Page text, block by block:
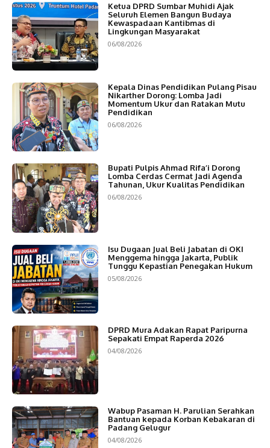
Ketua DPRD Sumbar Muhidi Ajak
Seluruh Elemen Bangun Budaya
Kewaspadaan Kantibmas di
Lingkungan Masyarakat
06/08/2026
Kepala Dinas Pendidikan Pulang Pisau
Nikarther Dorong: Lomba Jadi
Momentum Ukur dan Ratakan Mutu
Pendidikan
06/08/2026
Bupati Pulpis Ahmad Rifa’i Dorong
Lomba Cerdas Cermat Jadi Agenda
Tahunan, Ukur Kualitas Pendidikan
06/08/2026
Isu Dugaan Jual Beli Jabatan di OKI
Menggema hingga Jakarta, Publik
Tunggu Kepastian Penegakan Hukum
05/08/2026
DPRD Mura Adakan Rapat Paripurna
Sepakati Empat Raperda 2026
04/08/2026
Wabup Pasaman H. Parulian Serahkan
Bantuan kepada Korban Kebakaran di
Padang Gelugur
04/08/2026